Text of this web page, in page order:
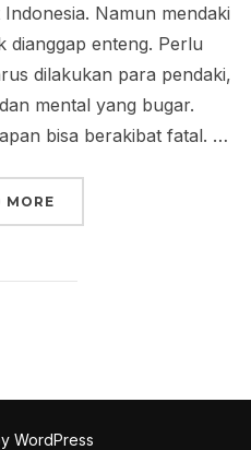
Namun mendaki
dianggap enteng. Perlu
dilakukan para pendaki,
mental yang bugar.
bisa berakibat fatal. …
MORE
WordPress